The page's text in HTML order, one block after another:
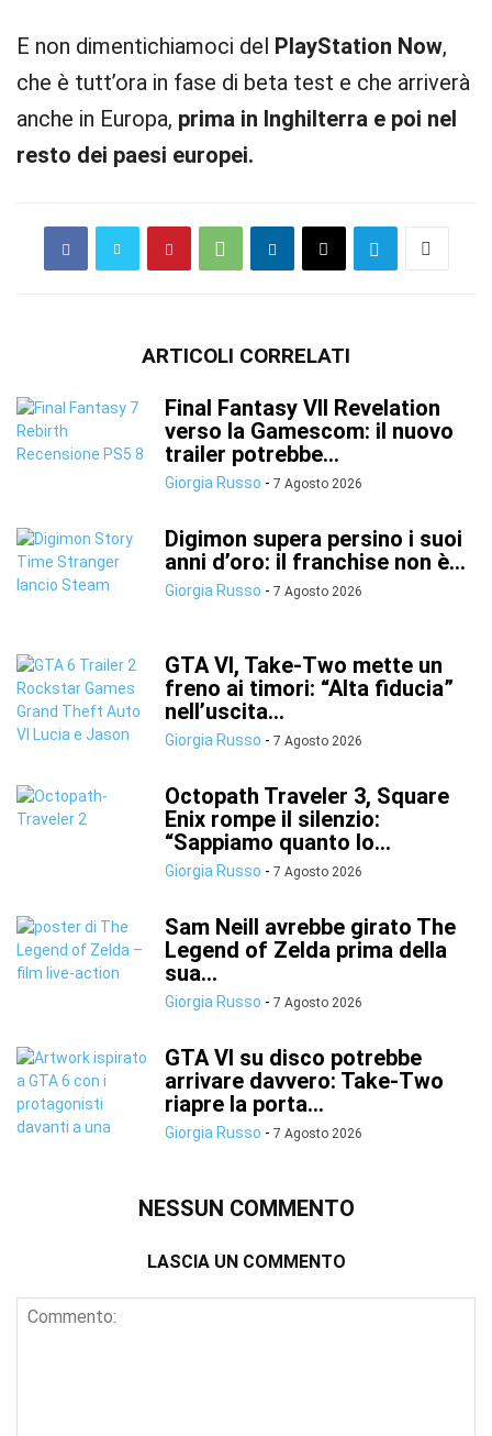
E non dimentichiamoci del PlayStation Now,
che è tutt’ora in fase di beta test e che arriverà
anche in Europa, prima in Inghilterra e poi nel
resto dei paesi europei.
ARTICOLI CORRELATI
Final Fantasy VII Revelation
verso la Gamescom: il nuovo
trailer potrebbe...
Giorgia Russo - 7 Agosto 2026
Digimon supera persino i suoi
anni d’oro: il franchise non è...
Giorgia Russo - 7 Agosto 2026
GTA VI, Take-Two mette un
freno ai timori: “Alta fiducia”
nell’uscita...
Giorgia Russo - 7 Agosto 2026
Octopath Traveler 3, Square
Enix rompe il silenzio:
“Sappiamo quanto lo...
Giorgia Russo - 7 Agosto 2026
Sam Neill avrebbe girato The
Legend of Zelda prima della
sua...
Giorgia Russo - 7 Agosto 2026
GTA VI su disco potrebbe
arrivare davvero: Take-Two
riapre la porta...
Giorgia Russo - 7 Agosto 2026
NESSUN COMMENTO
LASCIA UN COMMENTO